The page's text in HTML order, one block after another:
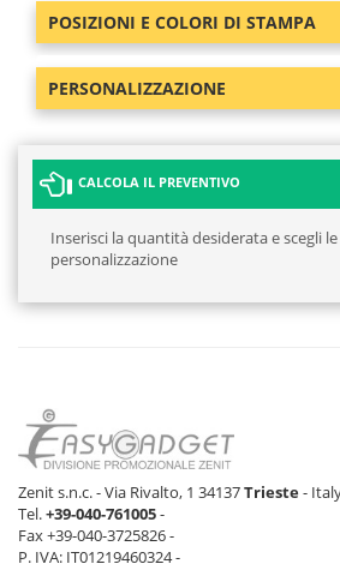
POSIZIONI E COLORI DI STAMPA
PERSONALIZZAZIONE
CALCOLA IL PREVENTIVO
Inserisci la quantità desiderata e scegli
personalizzazione
Zenit s.n.c. - Via Rivalto, 1 34137Trieste-
Tel.+39-040-761005-
Fax +39-040-3725826 -
P. IVA: IT01219460324 -